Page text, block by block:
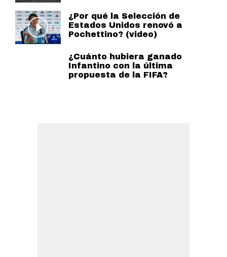
¿Por qué la Selección de
Estados Unidos renovó a
Pochettino? (video)
¿Cuánto hubiera ganado
Infantino con la última
propuesta de la FIFA?